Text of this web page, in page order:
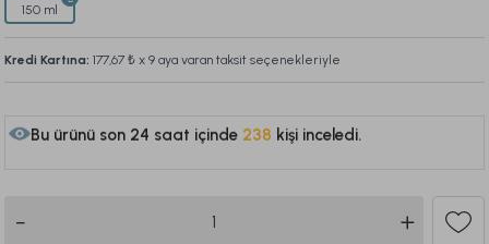
150 ml
Kredi Kartına: 177,67 ₺ x 9 aya varan taksit seçenekleriyle